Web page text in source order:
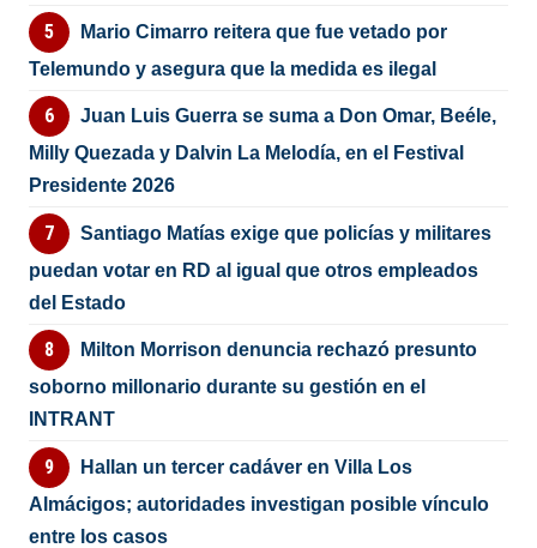
Mario Cimarro reitera que fue vetado por
Telemundo y asegura que la medida es ilegal
Juan Luis Guerra se suma a Don Omar, Beéle,
Milly Quezada y Dalvin La Melodía, en el Festival
Presidente 2026
Santiago Matías exige que policías y militares
puedan votar en RD al igual que otros empleados
del Estado
Milton Morrison denuncia rechazó presunto
soborno millonario durante su gestión en el
INTRANT
Hallan un tercer cadáver en Villa Los
Almácigos; autoridades investigan posible vínculo
entre los casos